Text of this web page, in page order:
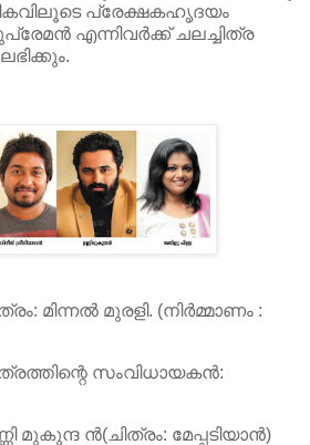
പ്രേക്ഷകഹൃദയം
എന്നിവര്‍ക്ക് ചലച്ചിത്ര
മിന്നല്‍ മുരളി. (നിര്‍മ്മാണം :
സംവിധായകന്‍:
മുകുന്ദ ന്‍(ചിത്രം: മേപ്പടിയാന്‍)